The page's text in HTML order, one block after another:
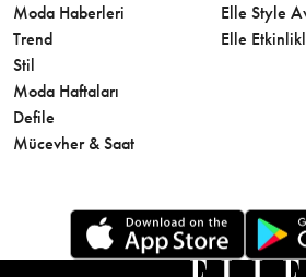
Moda Haberleri
Trend
Stil
Moda Haftaları
Defile
Mücevher & Saat
Elle Style
Elle